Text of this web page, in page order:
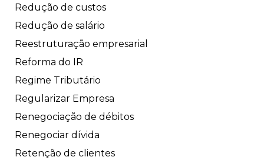
Redução de custos
Redução de salário
Reestruturação empresarial
Reforma do IR
Regime Tributário
Regularizar Empresa
Renegociação de débitos
Renegociar dívida
Retenção de clientes